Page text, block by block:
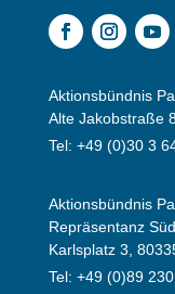
Aktionsbündnis
Alte Jakobstraße
Tel: +49 (0)30 3
Aktionsbündnis
Repräsentanz Süd
Karlsplatz 3,
Tel: +49 (0)89